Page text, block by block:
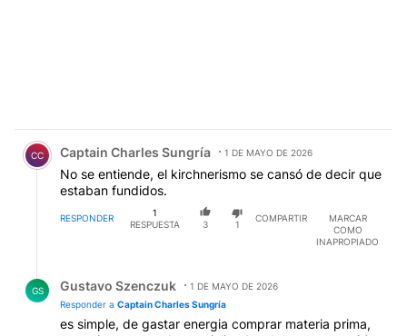
Comentario de Captain Charles Sungría.
CC Captain Charles Sungría 1 DE MAYO DE 2026
No se entiende, el kirchnerismo se cansó de decir que
estaban fundidos.
RESPONDER
1
RESPUESTA
3 1
COMPARTIR
MARCAR
COMO
INAPROPIADO
GS Gustavo Szenczuk
1 DE MAYO DE 2026
Responder a Captain Charles Sungría
es simple, de gastar energia comprar materia prima,